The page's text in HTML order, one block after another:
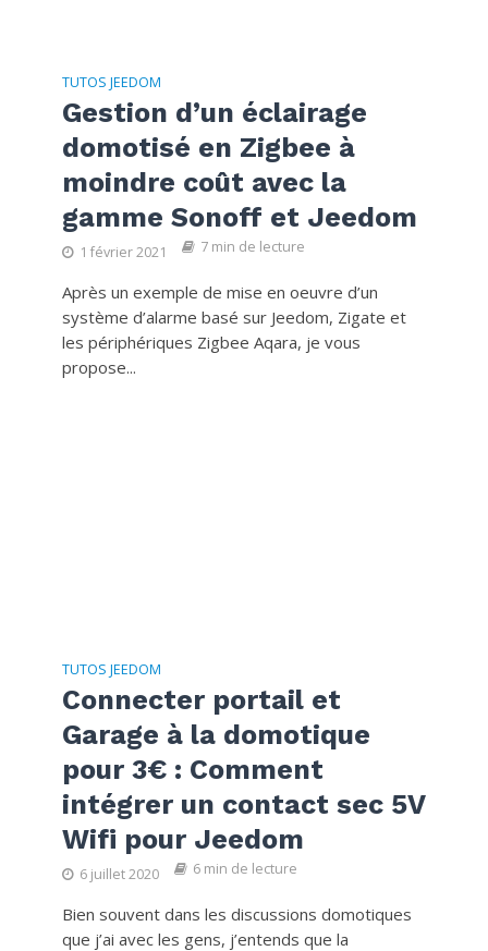
TUTOS JEEDOM
Gestion d’un éclairage
domotisé en Zigbee à
moindre coût avec la
gamme Sonoff et Jeedom
1 février 2021 7 min de lecture
Après un exemple de mise en oeuvre d’un
système d’alarme basé sur Jeedom, Zigate et
les périphériques Zigbee Aqara, je vous
propose...
TUTOS JEEDOM
Connecter portail et
Garage à la domotique
pour 3€ : Comment
intégrer un contact sec 5V
Wifi pour Jeedom
6 juillet 2020 6 min de lecture
Bien souvent dans les discussions domotiques
que j’ai avec les gens, j’entends que la